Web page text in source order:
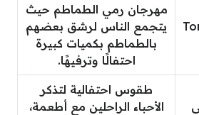
مهرجان رمي الطماطم حيث
يتجمع الناس لرشق بعضهم
بالطماطم بكميات كبيرة
احتفالًا وترفيهًا.
طقوس احتفالية لتذكر
الأحباء الراحلين مع أطعمة،